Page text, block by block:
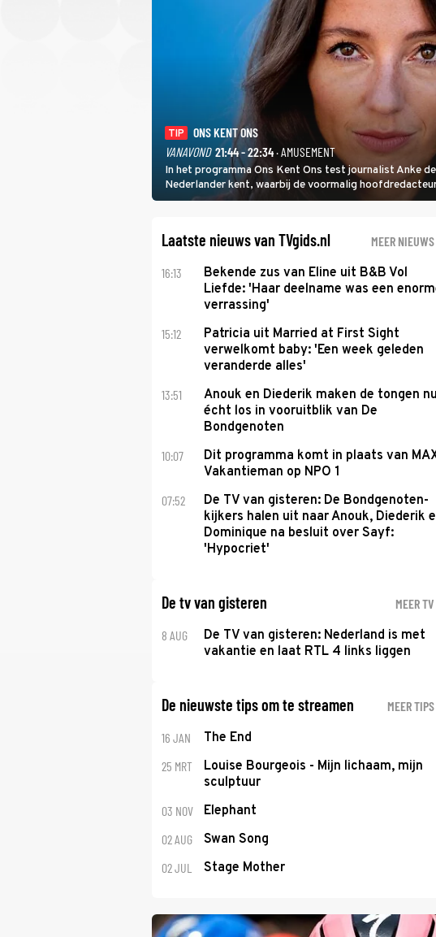
TIP
ONS KENT ONS
VANAVOND 21:44 - 22:34· AMUSEMENT
In het programma Ons Kent Ons test journalist Anke
Nederlander kent, waarbij de voormalig
het samen met rapper Keizer opneemt tegen Edson
Laatste nieuws van TVgids.nl MEER NIEUWS
16:13
Bekende zus van Eline uit B&B Vol
Liefde: 'Haar deelname was een
verrassing'
15:12
Patricia uit Married at First Sight
verwelkomt baby: 'Een week geleden
veranderde alles'
13:51
Anouk en Diederik maken de tongen nu
écht los in vooruitblik van De
Bondgenoten
10:07
Dit programma komt in plaats van
Vakantieman op NPO 1
07:52
De TV van gisteren: De Bondgenoten-
kijkers halen uit naar Anouk, Diederik
Dominique na besluit over Sayf:
'Hypocriet'
De tv van gisteren MEER TV
8 AUG
De TV van gisteren: Nederland is met
vakantie en laat RTL 4 links liggen
De nieuwste tips om te streamen MEER TIPS
16 JAN The End
25 MRT
Louise Bourgeois - Mijn lichaam, mijn
sculptuur
03 NOV Elephant
02 AUG Swan Song
02 JUL Stage Mother